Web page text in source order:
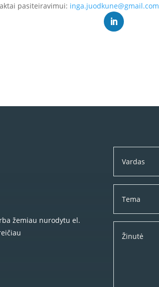
pasiteiravimui: inga.juodkune@gmail.com
žemiau nurodytu el.